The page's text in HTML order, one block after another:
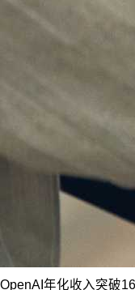
OpenAI年化收入突破16